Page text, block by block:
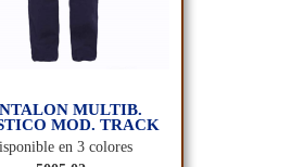
MULTIB.
MOD. TRACK
en 3 colores